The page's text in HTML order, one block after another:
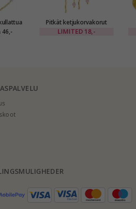
46,-
Pitkät ketjukorvakorut
kullattu messinki - Eliné
LIMITED 18,-